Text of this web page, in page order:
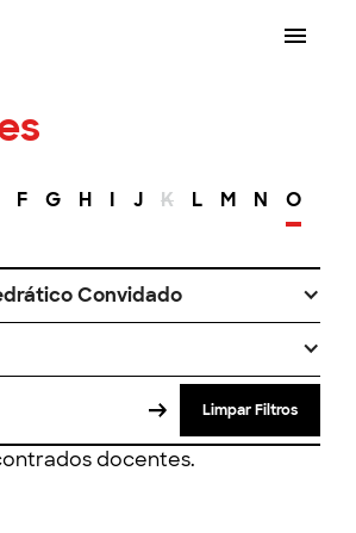
F G H I J K L M N O
Convidado
Limpar Filtros
docentes.